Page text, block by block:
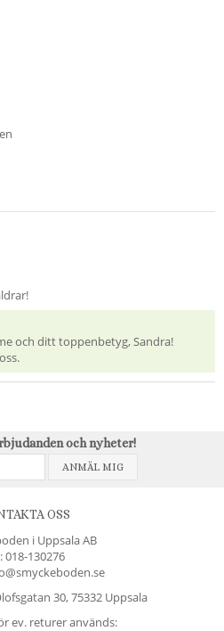
och ditt toppenbetyg, Sandra!
och nyheter!
ANMÄL MIG
OSS
i Uppsala AB
018-130276
30, 75332 Uppsala
ev. returer används: